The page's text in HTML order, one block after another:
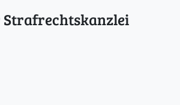
Strafrechtskanzlei